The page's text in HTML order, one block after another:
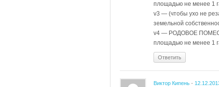
площадью не менее 1
v3 — (чтобы ухо не
земельной
v4 — РОДОВОЕ
площадью не менее 1
Ответить
Виктор Кипень -